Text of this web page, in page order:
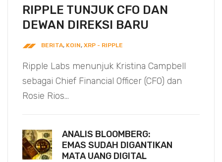
RIPPLE TUNJUK CFO DAN
DEWAN DIREKSI BARU
BERITA, KOIN, XRP - RIPPLE
Ripple Labs menunjuk Kristina Campbell
sebagai Chief Financial Officer (CFO) dan
Rosie Rios...
ANALIS BLOOMBERG:
EMAS SUDAH DIGANTIKAN
MATA UANG DIGITAL